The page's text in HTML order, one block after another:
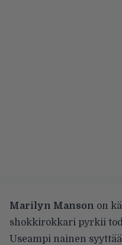
Marilyn Manson on
shokkirokkari pyrkii
Useampi nainen